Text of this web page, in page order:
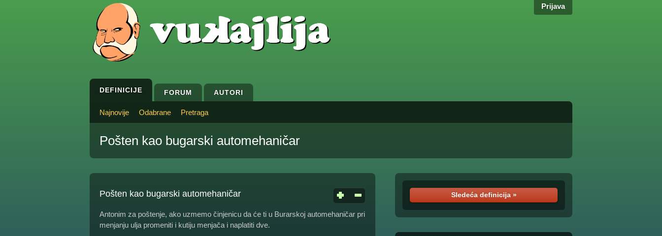
Prijava
DEFINICIJE FORUM AUTORI
Najnovije Odabrane Pretraga
Pošten kao bugarski automehaničar
Pošten kao bugarski automehaničar
Antonim za poštenje, ako uzmemo činjenicu da će ti u Burarskoj automehaničar pri
menjanju ulja promeniti i kutiju menjača i naplatiti dve.
Sledeća definicija »